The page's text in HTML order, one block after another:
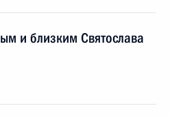
и близким Святослава